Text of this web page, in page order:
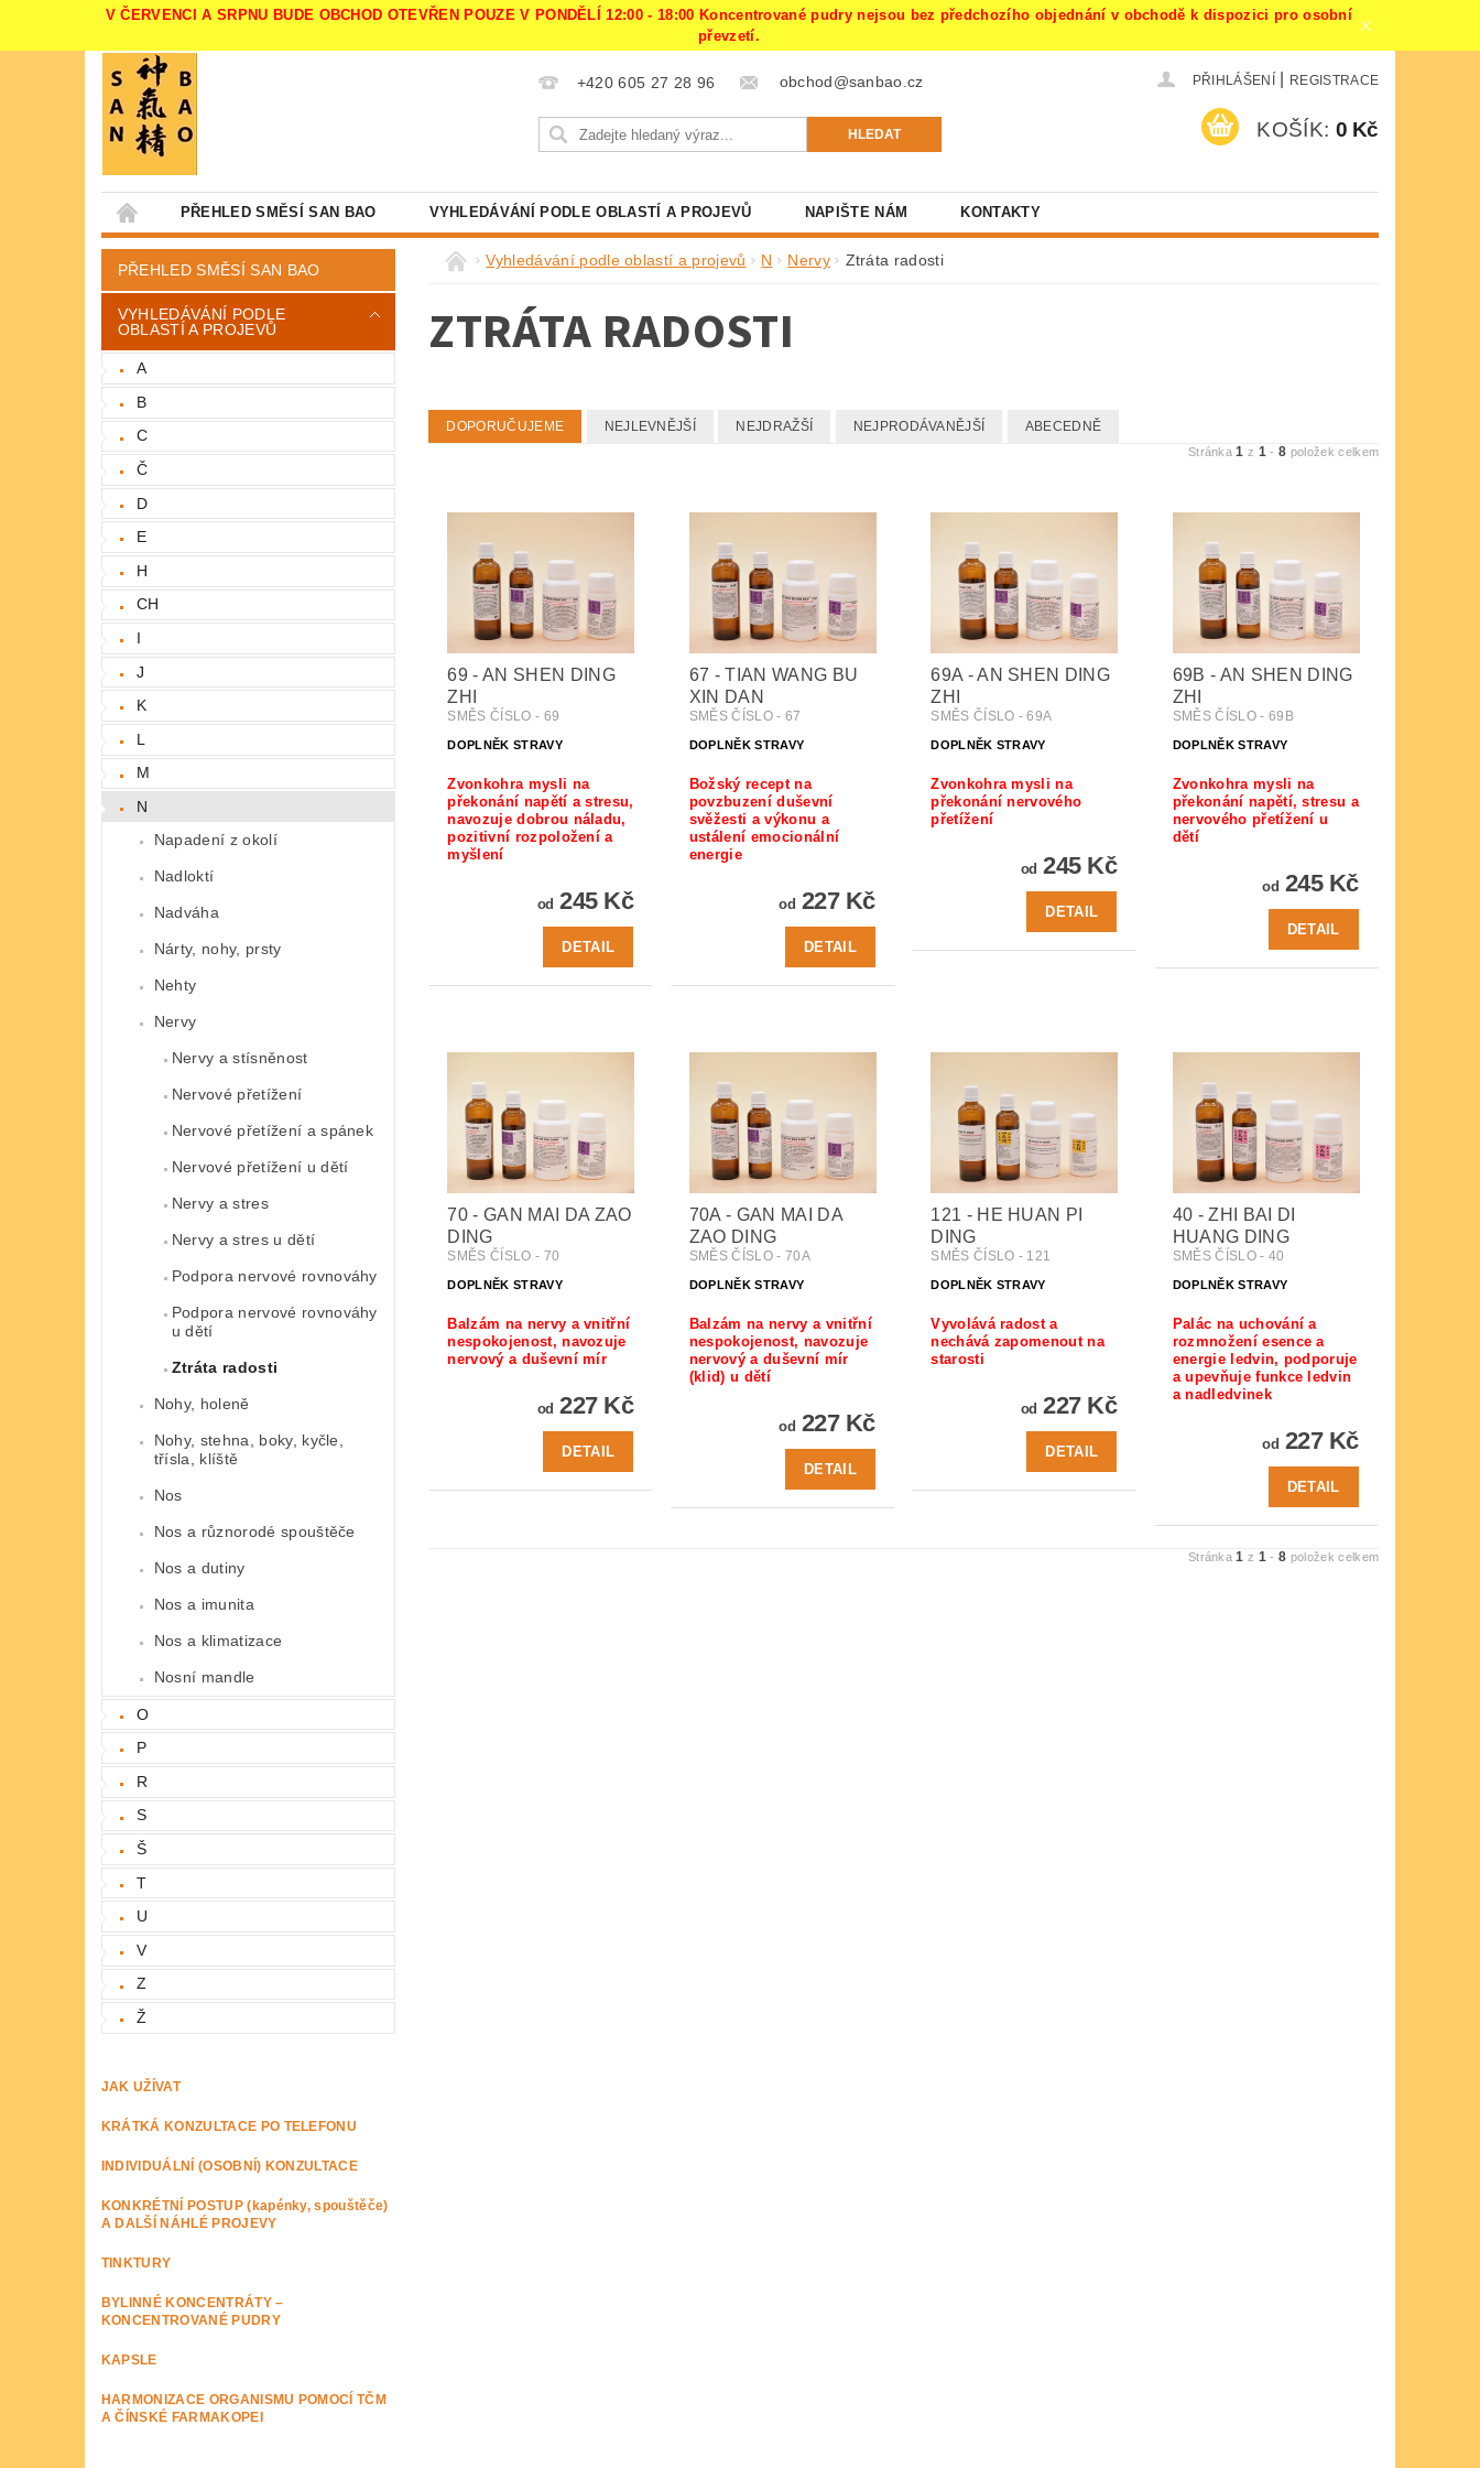
V ČERVENCI A SRPNU BUDE OBCHOD OTEVŘEN POUZE V PONDĚLÍ 12:00 - 18:00 Koncentrované pudry nejsou bez předchozího objednání v obchodě k dispozici pro osobní
převzetí.
+420 605 27 28 96 obchod@sanbao.cz PŘIHLÁŠENÍ REGISTRACE
KOŠÍK: 0 Kč
PŘEHLED SMĚSÍ SAN BAO VYHLEDÁVÁNÍ PODLE OBLASTÍ A PROJEVŮ NAPIŠTE NÁM KONTAKTY
PŘEHLED SMĚSÍ SAN BAO
VYHLEDÁVÁNÍ PODLE
OBLASTÍ A PROJEVŮ
A
B
C
Č
D
E
H
CH
I
J
K
L
M
N
Napadení z okolí
Nadloktí
Nadváha
Nárty, nohy, prsty
Nehty
Nervy
Nervy a stísněnost
Nervové přetížení
Nervové přetížení a spánek
Nervové přetížení u dětí
Nervy a stres
Nervy a stres u dětí
Podpora nervové rovnováhy
Podpora nervové rovnováhy
u dětí
Ztráta radosti
Nohy, holeně
Nohy, stehna, boky, kyčle,
třísla, klíště
Nos
Nos a různorodé spouštěče
Nos a dutiny
Nos a imunita
Nos a klimatizace
Nosní mandle
O
P
R
S
Š
T
U
V
Z
Ž
JAK UŽÍVAT
KRÁTKÁ KONZULTACE PO TELEFONU
INDIVIDUÁLNÍ (OSOBNÍ) KONZULTACE
KONKRÉTNÍ POSTUP (kapénky, spouštěče)
A DALŠÍ NÁHLÉ PROJEVY
TINKTURY
BYLINNÉ KONCENTRÁTY –
KONCENTROVANÉ PUDRY
KAPSLE
HARMONIZACE ORGANISMU POMOCÍ TČM
A ČÍNSKÉ FARMAKOPEI
Vyhledávání podle oblastí a projevů N Nervy Ztráta radosti
ZTRÁTA RADOSTI
DOPORUČUJEME NEJLEVNĚJŠÍ NEJDRAŽŠÍ NEJPRODÁVANĚJŠÍ ABECEDNĚ
Stránka1 z 1 -8 položek celkem
69 - AN SHEN DING
ZHI
SMĚS ČÍSLO - 69
DOPLNĚK STRAVY
Zvonkohra mysli na
překonání napětí a stresu,
navozuje dobrou náladu,
pozitivní rozpoložení a
myšlení
od 245 Kč
DETAIL
67 - TIAN WANG BU
XIN DAN
SMĚS ČÍSLO - 67
DOPLNĚK STRAVY
Božský recept na
povzbuzení duševní
svěžesti a výkonu a
ustálení emocionální
energie
od 227 Kč
DETAIL
69A - AN SHEN DING
ZHI
SMĚS ČÍSLO - 69A
DOPLNĚK STRAVY
Zvonkohra mysli na
překonání nervového
přetížení
od 245 Kč
DETAIL
69B - AN SHEN DING
ZHI
SMĚS ČÍSLO - 69B
DOPLNĚK STRAVY
Zvonkohra mysli na
překonání napětí, stresu a
nervového přetížení u
dětí
od 245 Kč
DETAIL
70 - GAN MAI DA ZAO
DING
SMĚS ČÍSLO - 70
DOPLNĚK STRAVY
Balzám na nervy a vnitřní
nespokojenost, navozuje
nervový a duševní mír
od 227 Kč
DETAIL
70A - GAN MAI DA
ZAO DING
SMĚS ČÍSLO - 70A
DOPLNĚK STRAVY
Balzám na nervy a vnitřní
nespokojenost, navozuje
nervový a duševní mír
(klid) u dětí
od 227 Kč
DETAIL
121 - HE HUAN PI
DING
SMĚS ČÍSLO - 121
DOPLNĚK STRAVY
Vyvolává radost a
nechává zapomenout na
starosti
od 227 Kč
DETAIL
40 - ZHI BAI DI
HUANG DING
SMĚS ČÍSLO - 40
DOPLNĚK STRAVY
Palác na uchování a
rozmnožení esence a
energie ledvin, podporuje
a upevňuje funkce ledvin
a nadledvinek
od 227 Kč
DETAIL
Stránka1 z 1 -8 položek celkem